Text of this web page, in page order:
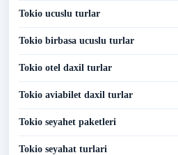
Tokio ucuslu turlar
Tokio birbasa ucuslu turlar
Tokio otel daxil turlar
Tokio aviabilet daxil turlar
Tokio seyahet paketleri
Tokio seyahat turlari